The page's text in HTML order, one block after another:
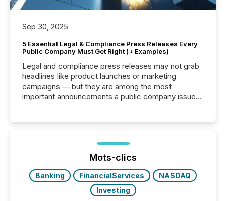
Sep 30, 2025
5 Essential Legal & Compliance Press Releases Every
Public Company Must Get Right (+ Examples)
Legal and compliance press releases may not grab
headlines like product launches or marketing
campaigns — but they are among the most
important announcements a public company issues.
highlight five critical legal and compliance press
real-world...
Mots-clics
Banking FinancialServices
NASDAQ
Investing